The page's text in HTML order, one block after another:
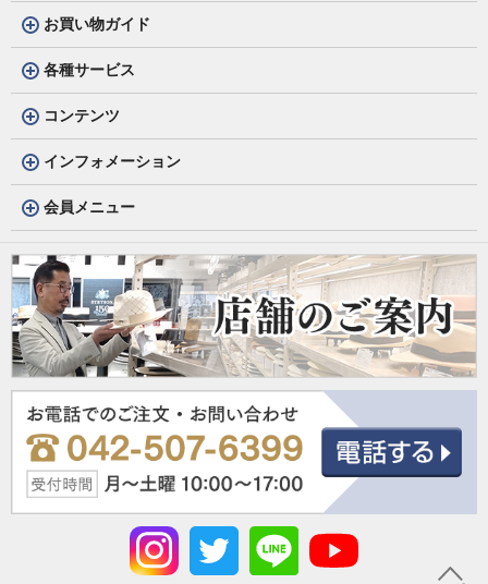
お買い物ガイド
各種サービス
コンテンツ
インフォメーション
会員メニュー